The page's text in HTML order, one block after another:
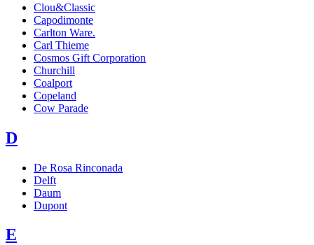
Clou&Classic
Capodimonte
Carlton Ware.
Carl Thieme
Cosmos Gift Corporation
Churchill
Coalport
Copeland
Cow Parade
D
De Rosa Rinconada
Delft
Daum
Dupont
E